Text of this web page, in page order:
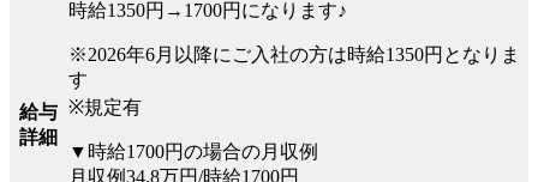
給与
詳細
時給1350円→1700円になります♪
※2026年6月以降にご入社の方は時給1350円となりま
す
※規定有
▼時給1700円の場合の月収例
月収例34.8万円/時給1700円